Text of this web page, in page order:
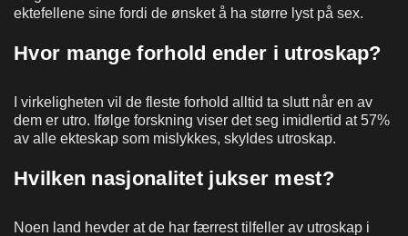
ektefellene sine fordi de ønsket å ha større lyst på sex.
Hvor mange forhold ender i utroskap?
I virkeligheten vil de fleste forhold alltid ta slutt når en av
dem er utro. Ifølge forskning viser det seg imidlertid at 57%
av alle ekteskap som mislykkes, skyldes utroskap.
Hvilken nasjonalitet jukser mest?
Noen land hevder at de har færrest tilfeller av utroskap i